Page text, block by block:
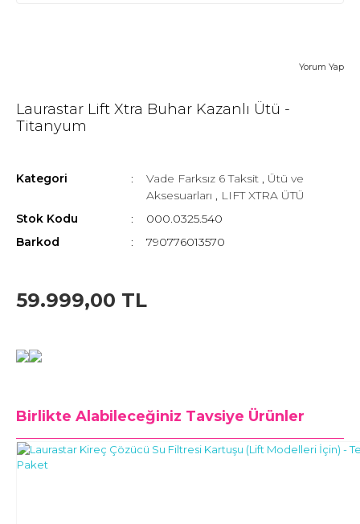
Yorum Yap
Laurastar Lift Xtra Buhar Kazanlı Ütü -
Titanyum
Kategori Vade Farksız 6 Taksit , Ütü ve
Aksesuarları , LIFT XTRA ÜTÜ
Stok Kodu
000.0325.540
Barkod
790776013570
59.999,00 TL
Birlikte Alabileceğiniz Tavsiye Ürünler